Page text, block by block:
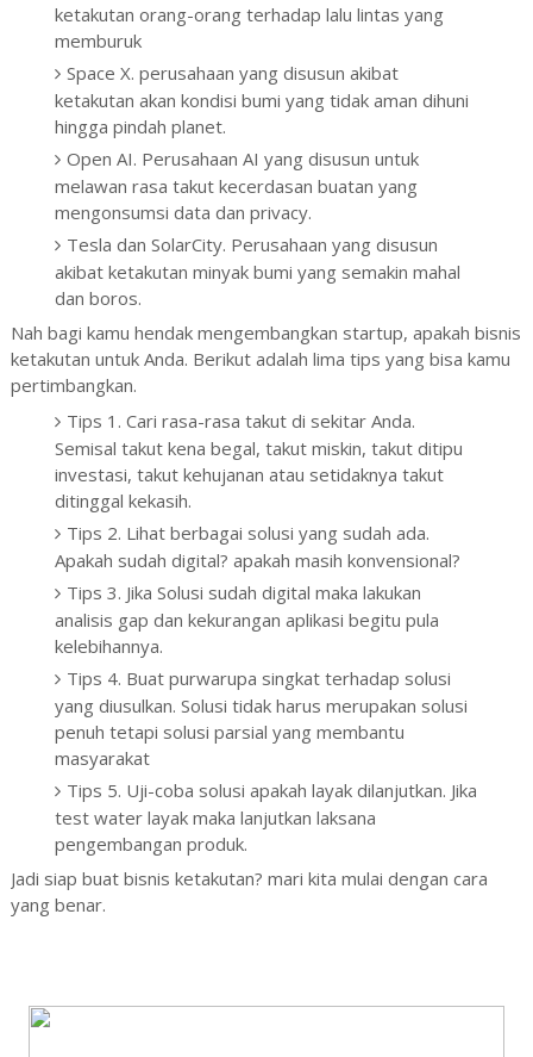
ketakutan orang-orang terhadap lalu lintas yang
memburuk
Space X. perusahaan yang disusun akibat
ketakutan akan kondisi bumi yang tidak aman dihuni
hingga pindah planet.
Open AI. Perusahaan AI yang disusun untuk
melawan rasa takut kecerdasan buatan yang
mengonsumsi data dan privacy.
Tesla dan SolarCity. Perusahaan yang disusun
akibat ketakutan minyak bumi yang semakin mahal
dan boros.
Nah bagi kamu hendak mengembangkan startup, apakah bisnis
ketakutan untuk Anda. Berikut adalah lima tips yang bisa kamu
pertimbangkan.
Tips 1. Cari rasa-rasa takut di sekitar Anda.
Semisal takut kena begal, takut miskin, takut ditipu
investasi, takut kehujanan atau setidaknya takut
ditinggal kekasih.
Tips 2. Lihat berbagai solusi yang sudah ada.
Apakah sudah digital? apakah masih konvensional?
Tips 3. Jika Solusi sudah digital maka lakukan
analisis gap dan kekurangan aplikasi begitu pula
kelebihannya.
Tips 4. Buat purwarupa singkat terhadap solusi
yang diusulkan. Solusi tidak harus merupakan solusi
penuh tetapi solusi parsial yang membantu
masyarakat
Tips 5. Uji-coba solusi apakah layak dilanjutkan. Jika
test water layak maka lanjutkan laksana
pengembangan produk.
Jadi siap buat bisnis ketakutan? mari kita mulai dengan cara
yang benar.